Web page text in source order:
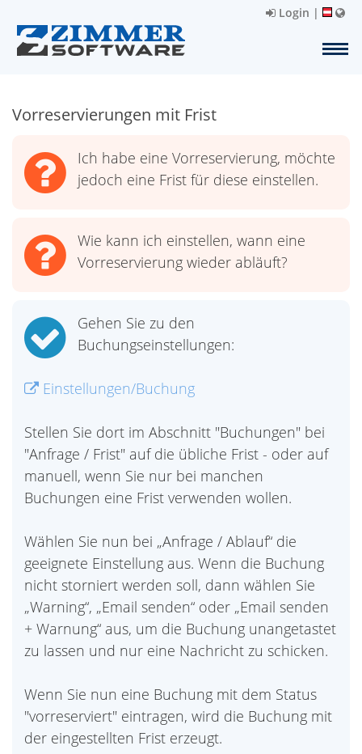
Login |
Vorreservierungen mit Frist
Ich habe eine Vorreservierung, möchte
jedoch eine Frist für diese einstellen.
Wie kann ich einstellen, wann eine
Vorreservierung wieder abläuft?
Gehen Sie zu den
Buchungseinstellungen:
Einstellungen/Buchung
Stellen Sie dort im Abschnitt "Buchungen" bei
"Anfrage / Frist" auf die übliche Frist - oder auf
manuell, wenn Sie nur bei manchen
Buchungen eine Frist verwenden wollen.
Wählen Sie nun bei „Anfrage / Ablauf“ die
geeignete Einstellung aus. Wenn die Buchung
nicht storniert werden soll, dann wählen Sie
„Warning“, „Email senden“ oder „Email senden
+ Warnung“ aus, um die Buchung unangetastet
zu lassen und nur eine Nachricht zu schicken.
Wenn Sie nun eine Buchung mit dem Status
"vorreserviert" eintragen, wird die Buchung mit
der eingestellten Frist erzeugt.